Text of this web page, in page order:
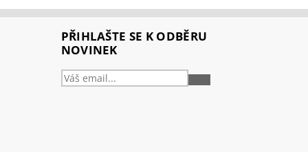
PŘIHLAŠTE SE K ODBĚRU
NOVINEK
PŘIHLÁSIT